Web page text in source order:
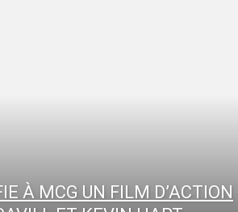
À MCG UN FILM D’ACTION